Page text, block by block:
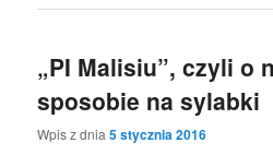
„PI Malisiu”, czyli o
sposobie na sylabki
Wpis z dnia5 stycznia 2016